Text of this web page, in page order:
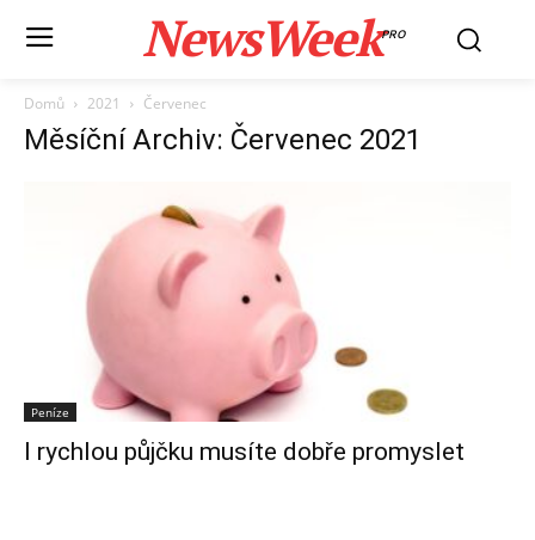
NewsWeekPRO
Domů 2021 Červenec
Měsíční Archiv: Červenec 2021
Peníze
I rychlou půjčku musíte dobře promyslet